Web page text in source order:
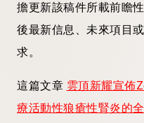
擔更新該稿件所載前瞻
後最新信息、未來項目
求。
這篇文章 雲頂新耀宣佈
療活動性狼瘡性腎炎的